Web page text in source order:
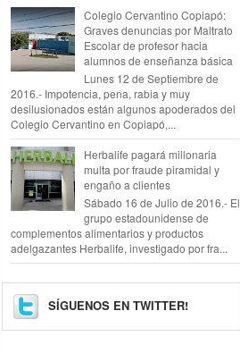
Colegio Cervantino Copiapó:
Graves denuncias por Maltrato
Escolar de profesor hacia
alumnos de enseñanza básica
Lunes 12 de Septiembre de
2016.- Impotencia, pena, rabia y muy
desilusionados están algunos apoderados del
Colegio Cervantino en Copiapó,...
Herbalife pagará millonaria
multa por fraude piramidal y
engaño a clientes
Sábado 16 de Julio de 2016.- El
grupo estadounidense de
complementos alimentarios y productos
adelgazantes Herbalife, investigado por fra...
SÍGUENOS EN TWITTER!